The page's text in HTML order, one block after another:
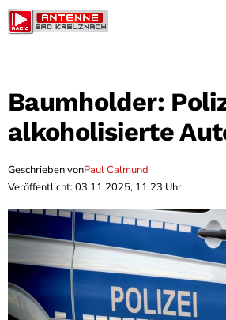
Baumholder:
alkoholisierte
Geschrieben vonPaul Calmund
Veröffentlicht: 03.11.2025, 11:23 Uhr